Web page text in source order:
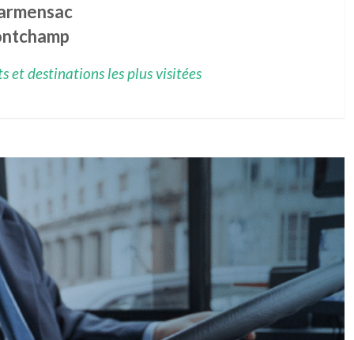
et destinations les plus visitées